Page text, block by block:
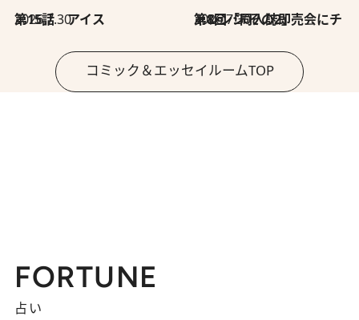
2026.7.30
第15話 アイス 2026.7.30
第8回「同人誌即売会にチャレンジ その2」
コミック＆エッセイルームTOP
FORTUNE
占い